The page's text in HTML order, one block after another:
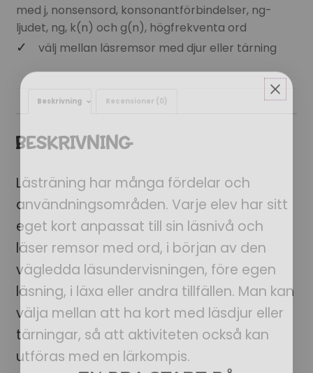
med j, nonsensord, konsonantförbindelser, ng-
ljudet, ng, k(n) och g(n), högfrekventa ord
välj mellan läsremsor med djur eller tärning
Beskrivning Recensioner (0)
BESKRIVNING
Lästräning har många fördelar och
användningsområden. Varje elev har sitt
eget kort anpassat till sin läsnivå och
läser remsor med ord, i början av den
vägledda läsundervisningen, före egen
läsning, i läxa eller andra tillfällen. Man kan
välja mellan att ha kort med läsdjur eller
tärningar, så att aktiviteten också kan
utföras med en lärkompis.
EN BRA START PÅ